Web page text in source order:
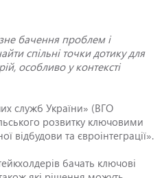
бачення проблем і
спільні точки дотику для
особливо у контексті
служб України» (ВГО
розвитку ключовими
відбудови та євроінтеграції».
бачать ключові